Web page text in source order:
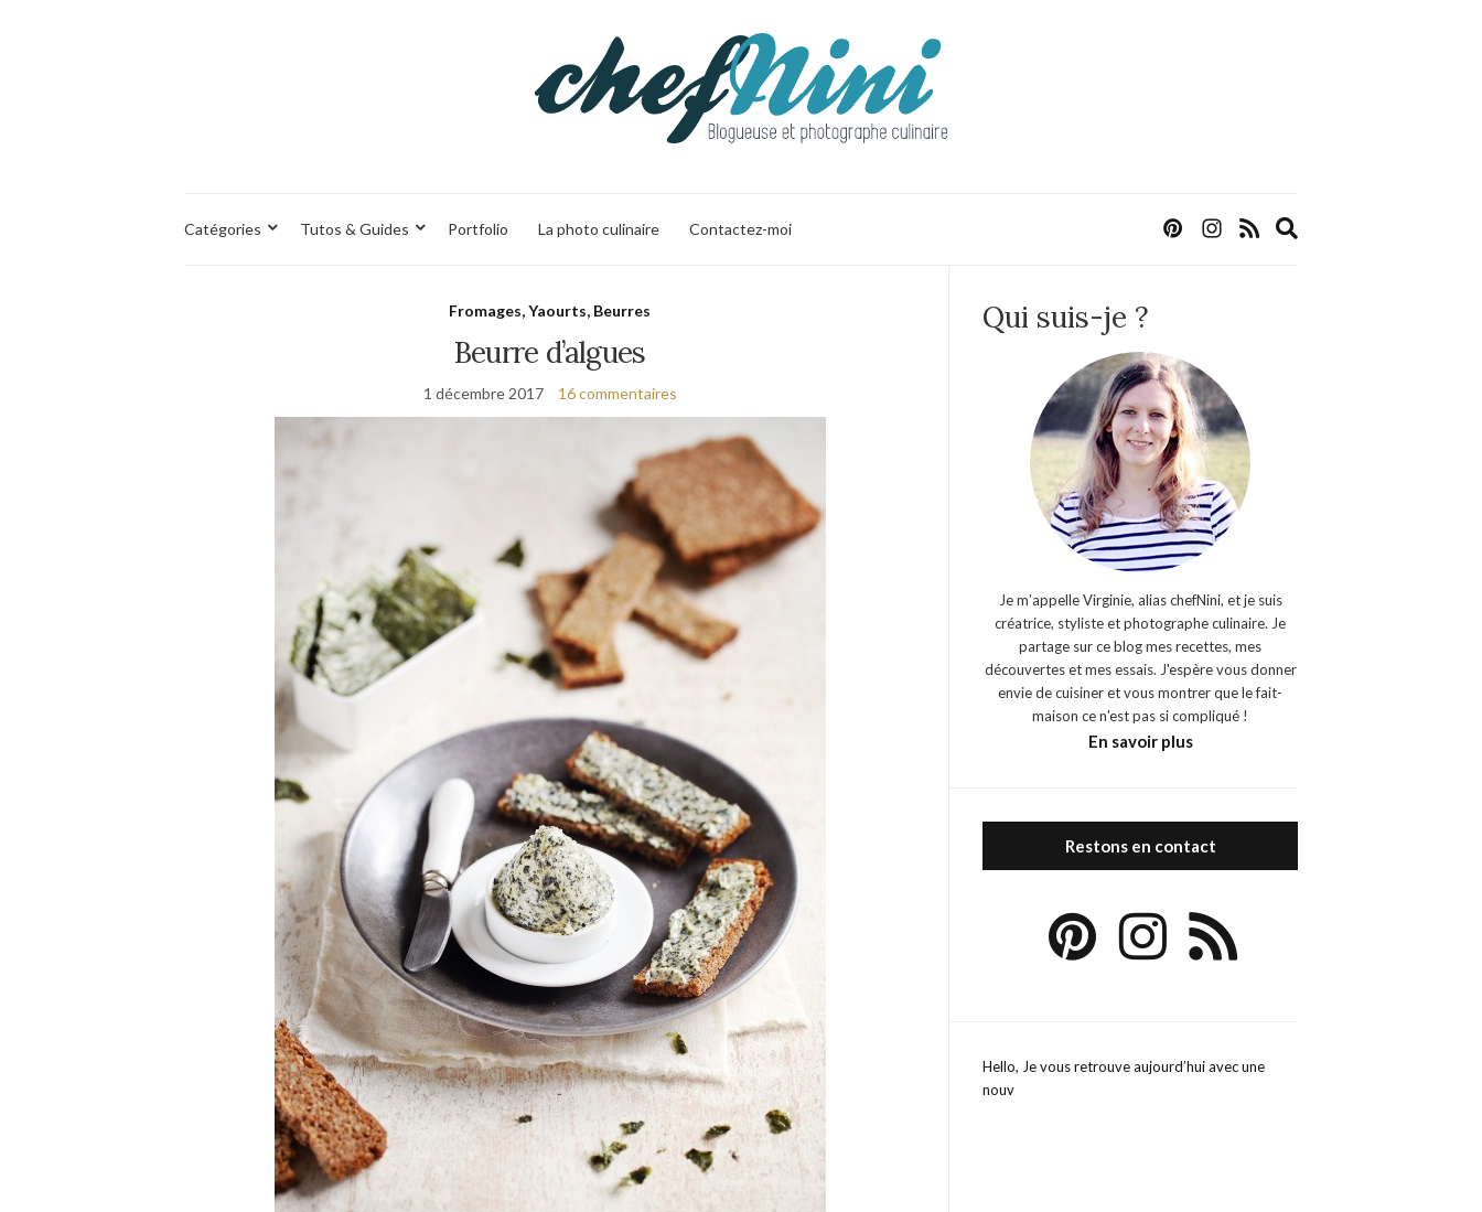
Catégories Tutos & Guides Portfolio La photo culinaire Contactez-moi
Fromages, Yaourts, Beurres
Beurre d’algues
1 décembre 2017 16 commentaires
Qui suis-je ?
Je m’appelle Virginie, alias chefNini, et je suis
créatrice, styliste et photographe culinaire. Je
partage sur ce blog mes recettes, mes
découvertes et mes essais. J'espère vous donner
envie de cuisiner et vous montrer que le fait-
maison ce n'est pas si compliqué !
En savoir plus
Restons en contact
Hello, Je vous retrouve aujourd’hui avec une
nouv